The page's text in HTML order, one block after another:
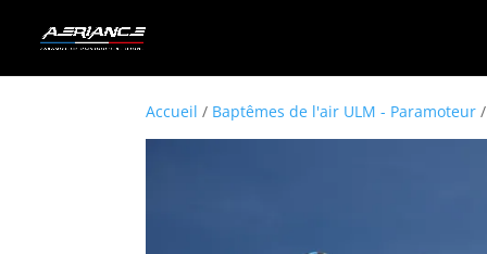
Accueil / Baptêmes de l'air ULM - Paramoteur